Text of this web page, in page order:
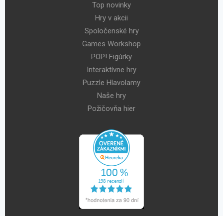
Top novinky
Hry v akcii
Spoločenské hry
Games Workshop
POP! Figúrky
Interaktívne hry
Puzzle Hlavolamy
Naše hry
Požičovňa hier